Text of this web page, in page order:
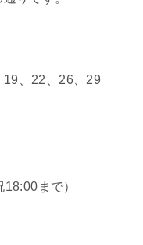
、22、26、29
まで）